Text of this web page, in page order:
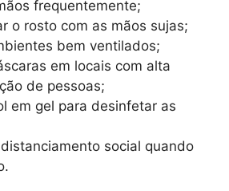
frequentemente;
o rosto com as mãos sujas;
bem ventilados;
em locais com alta
de pessoas;
em gel para desinfetar as
social quando